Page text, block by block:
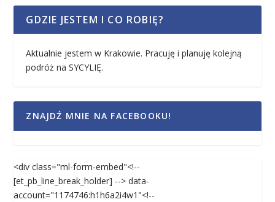
GDZIE JESTEM I CO ROBIĘ?
Aktualnie jestem w Krakowie. Pracuję i planuję kolejną
podróż na SYCYLIĘ.
ZNAJDŹ MNIE NA FACEBOOKU!
<div class="ml-form-embed"<!--
[et_pb_line_break_holder] --> data-
account="1174746:h1h6a2i4w1"<!--